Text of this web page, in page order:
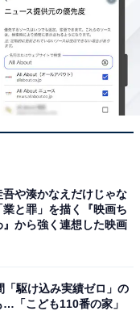
彩な湯船の温泉が
ーム満点の料理
吾や湊かなえだけじゃな
業と罪」を描く『映画ち
』から強く連想した映画
「駆け込み実績ゼロ」の
…「こども110番の家」